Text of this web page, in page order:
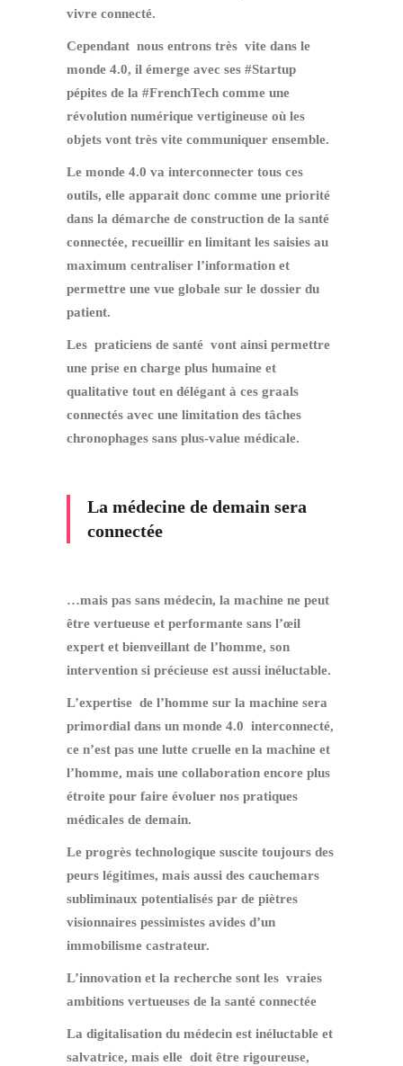
vivre connecté.
Cependant nous entrons très vite dans le
monde 4.0, il émerge avec ses #Startup
pépites de la #FrenchTech comme une
révolution numérique vertigineuse où les
objets vont très vite communiquer ensemble.
Le monde 4.0 va interconnecter tous ces
outils, elle apparait donc comme une priorité
dans la démarche de construction de la santé
connectée, recueillir en limitant les saisies au
maximum centraliser l’information et
permettre une vue globale sur le dossier du
patient.
Les praticiens de santé vont ainsi permettre
une prise en charge plus humaine et
qualitative tout en délégant à ces graals
connectés avec une limitation des tâches
chronophages sans plus-value médicale.
La médecine de demain sera
connectée
…mais pas sans médecin, la machine ne peut
être vertueuse et performante sans l’œil
expert et bienveillant de l’homme, son
intervention si précieuse est aussi inéluctable.
L’expertise de l’homme sur la machine sera
primordial dans un monde 4.0 interconnecté,
ce n’est pas une lutte cruelle en la machine et
l’homme, mais une collaboration encore plus
étroite pour faire évoluer nos pratiques
médicales de demain.
Le progrès technologique suscite toujours des
peurs légitimes, mais aussi des cauchemars
subliminaux potentialisés par de piètres
visionnaires pessimistes avides d’un
immobilisme castrateur.
L’innovation et la recherche sont les vraies
ambitions vertueuses de la santé connectée
La digitalisation du médecin est inéluctable et
salvatrice, mais elle doit être rigoureuse,